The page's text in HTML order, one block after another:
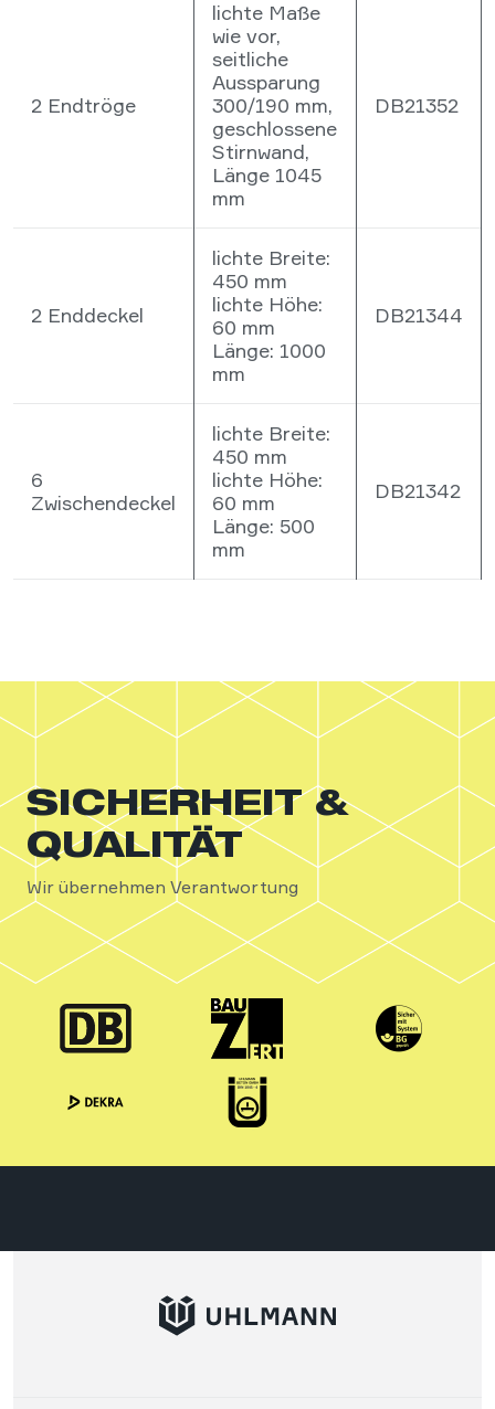
2 Endtröge
lichte Maße
wie vor,
seitliche
Aussparung
300/190 mm,
geschlossene
Stirnwand,
Länge 1045
mm
DB21352
2 Enddeckel
lichte Breite:
450 mm
lichte Höhe:
60 mm
Länge: 1000
mm
DB21344
6
Zwischendeckel
lichte Breite:
450 mm
lichte Höhe:
60 mm
Länge: 500
mm
DB21342
SICHERHEIT &
QUALITÄT
Wir übernehmen Verantwortung